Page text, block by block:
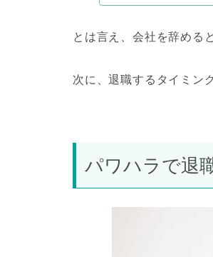
とは言え、会社を辞める
次に、退職するタイミン
パワハラで退